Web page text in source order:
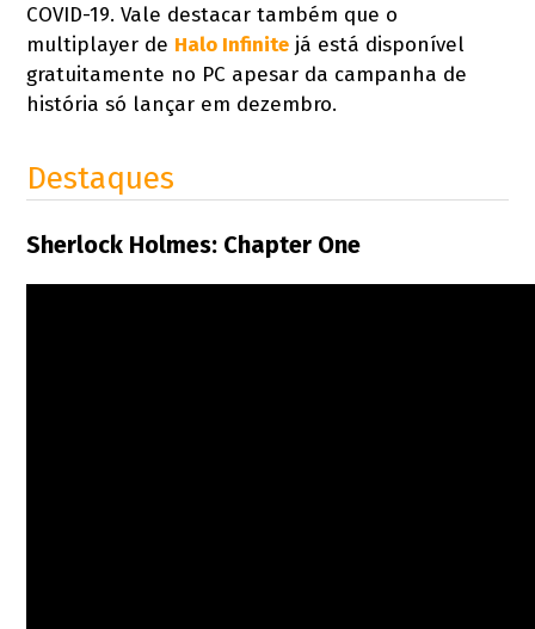
COVID-19. Vale destacar também que o
multiplayer de Halo Infinite já está disponível
gratuitamente no PC apesar da campanha de
história só lançar em dezembro.
Destaques
Sherlock Holmes: Chapter One